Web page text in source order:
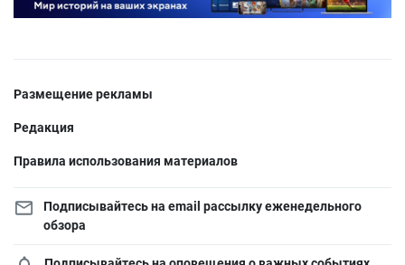
Размещение рекламы
Редакция
Правила использования материалов
Подписывайтесь на email рассылку еженедельного
обзора